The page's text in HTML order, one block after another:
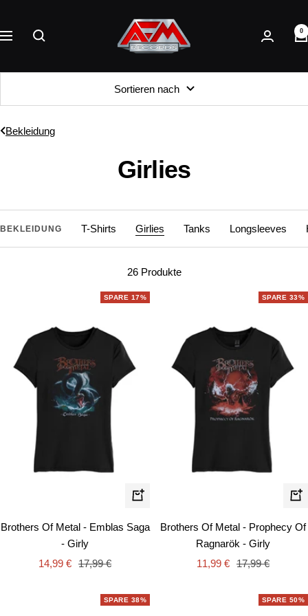
Inhalt
Navigation
AFM
Records
0
Sortieren nach
Bekleidung
Girlies
BEKLEIDUNG T-Shirts Girlies Tanks Longsleeves
26 Produkte
SPARE 17%
Schnellansicht
Brothers Of Metal - Emblas Saga
- Girly
Angebotspreis
14,99 € Regulärer
17,99 €
SPARE 33%
Brothers Of Metal - Prophecy Of
Ragnarök - Girly
Angebotspreis
11,99 € Regulärer
17,99 €
SPARE 38% SPARE 50%